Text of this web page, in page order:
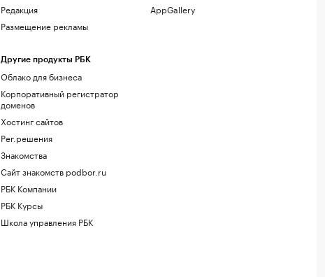
Редакция
Размещение рекламы
Другие продукты РБК
Облако для бизнеса
Корпоративный регистратор
доменов
Хостинг сайтов
Рег.решения
Знакомства
Сайт знакомств podbor.ru
РБК Компании
РБК Курсы
Школа управления РБК
AppGallery